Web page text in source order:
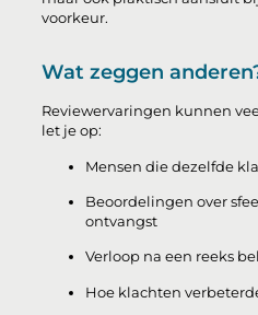
voorkeur.
Wat zeggen
Reviewervaringen kunnen
let je op:
Mensen die dezelfde
Beoordelingen over
ontvangst
Verloop na een reeks
Hoe klachten